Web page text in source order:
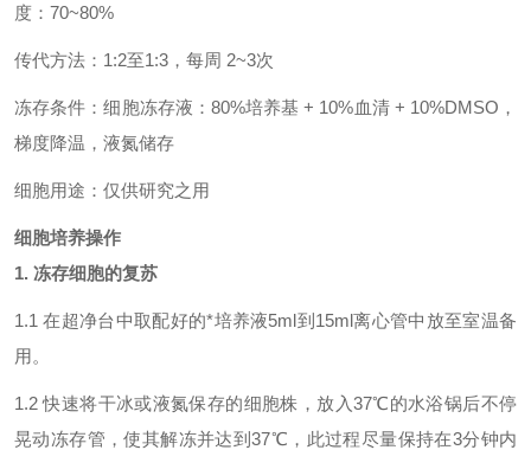
度：70~80%
传代方法：1:2至1:3，每周 2~3次
冻存条件：细胞冻存液：80%培养基 + 10%血清 + 10%DMSO，
梯度降温，液氮储存
细胞用途：仅供研究之用
细胞培养操作
1. 冻存细胞的复苏
1.1 在超净台中取配好的*培养液5ml到15ml离心管中放至室温备
用。
1.2 快速将干冰或液氮保存的细胞株，放入37℃的水浴锅后不停
晃动冻存管，使其解冻并达到37℃，此过程尽量保持在3分钟内